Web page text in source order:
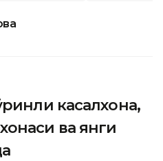
касалхона,
ва янги